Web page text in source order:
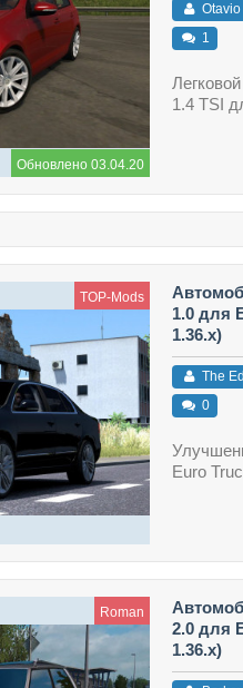
Обновлено 03.04.20
1
1.4 TSI
TOP-Mods
1.0 для
1.36.x)
The
0
Euro
Roman
2.0 для
1.36.x)